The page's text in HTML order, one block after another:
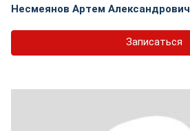
Несмеянов Артем Александрович
Записаться